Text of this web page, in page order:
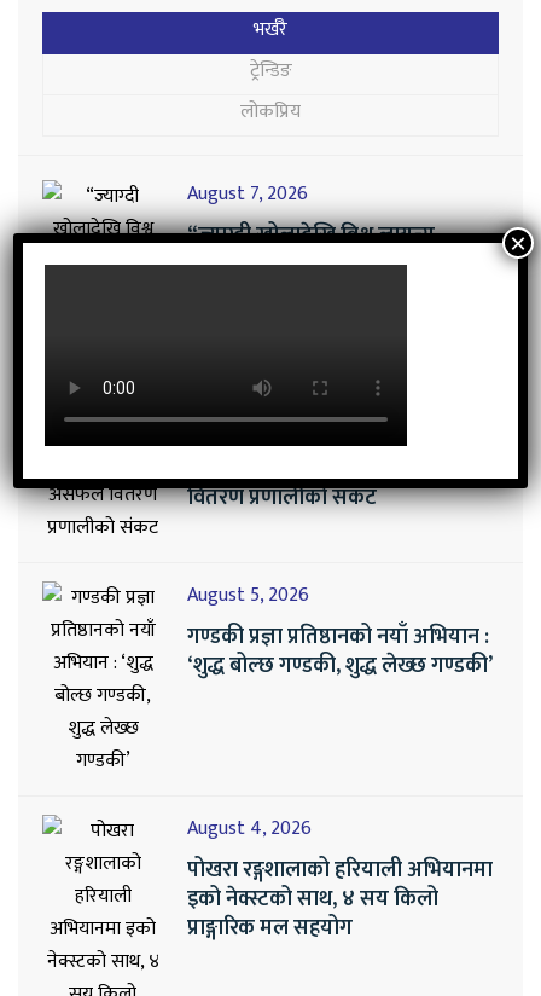
भर्खरै
ट्रेन्डिङ
लोकप्रिय
August 7, 2026
“ज्याग्दी खोलादेखि विश्व लायन्स
नेतृत्वसम्म : राजन लम्सालको प्रेरणादायी
August 7, 2026
ग्यासको हाहाकार होइन, असफल
वितरण प्रणालीको संकट
August 5, 2026
गण्डकी प्रज्ञा प्रतिष्ठानको नयाँ अभियान :
‘शुद्ध बोल्छ गण्डकी, शुद्ध लेख्छ गण्डकी’
August 4, 2026
पोखरा रङ्गशालाको हरियाली अभियानमा
इको नेक्स्टको साथ, ४ सय किलो
प्राङ्गारिक मल सहयोग